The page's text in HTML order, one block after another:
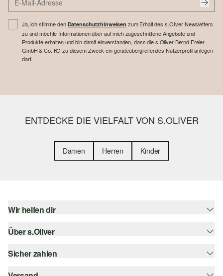
Ja, ich stimme den Datenschutzhinweisen zum Erhalt des s.Oliver Newsletters
zu und möchte Informationen über auf mich zugeschnittene Angebote und
Produkte erhalten und bin damit einverstanden, dass die s.Oliver Bernd Freier
GmbH & Co. KG zu diesem Zweck ein geräteübergreifendes Nutzerprofil anlegen
darf.
ENTDECKE DIE VIELFALT VON S.OLIVER
Damen Herren Kinder
Wir helfen dir
Hilfe & FAQ
Größenberatung
Über s.Oliver
s.Oliver Magazin
Whatsapp
Sicher zahlen